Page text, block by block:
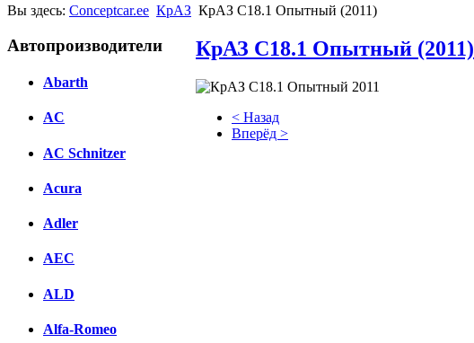
Вы здесь: Conceptcar.ee КрАЗ КрАЗ С18.1 Опытный (2011)
Автопроизводители
Abarth
AC
AC Schnitzer
Acura
Adler
AEC
ALD
Alfa-Romeo
КрАЗ С18.1 Опытный (2011)
< Назад
Вперёд >